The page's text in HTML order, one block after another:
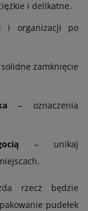
i delikatne.
i organizacji po
zamknięcie
– oznaczenia
– unikaj
rzecz będzie
pudełek